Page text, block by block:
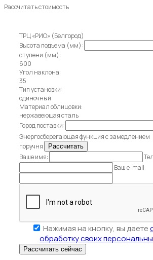
Рассчитать стоимость
ТРЦ «РИО» (Белгород)
Высота подъема (мм):
ступени (мм):
600
Угол наклона:
35
Тип установки:
одиночный
Материал облицовки:
нержавеющая сталь
Город поставки:
Энергосберегающая функция с замедлением
поручня
Ваше имя:
Ваш e-mail:
Нажимая на кнопку, вы даете
обработку своих